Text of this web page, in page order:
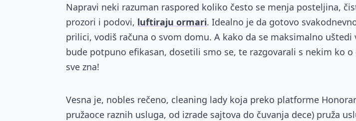
Napravi neki razuman raspored koliko često se menja posteljina,
prozori i podovi, luftiraju ormari. Idealno je da gotovo
prilici, vodiš računa o svom domu. A kako da se maksimalno uštedi
bude potpuno efikasan, dosetili smo se, te razgovarali s nekim ko
sve zna!
Vesna je, nobles rečeno, cleaning lady koja preko platforme
pružaoce raznih usluga, od izrade sajtova do čuvanja dece) pruža